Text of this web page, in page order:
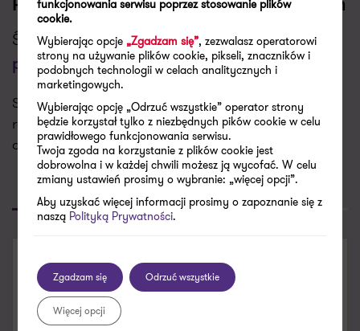
Porozmawiajmy o Twoich wyzwaniach
Świadczymy usługi w zakresieDoradztwo
podatkowe
Skontaktujemy się z Tobą w najbliższym dniu
roboczym aby porozmawiać o Twoich potrzebach i
dopasować do nich naszą ofertę.
Poproś o kontakt
SKONTAKTUJ SIĘ
Łukasz Boszko
Menedżer, Doradca podatkowy
funkcjonowania serwisu poprzez stosowanie plików
cookie.
Wybierając opcje„Zgadzam się”, zezwalasz operatorowi
strony na używanie plików cookie, pikseli, znaczników i
podobnych technologii w celach analitycznych i
marketingowych.
Wybierając opcję „Odrzuć wszystkie” operator strony
będzie korzystał tylko z niezbędnych pików cookie w celu
prawidłowego funkcjonowania serwisu.
Twoja zgoda na korzystanie z plików cookie jest
dobrowolna i w każdej chwili możesz ją wycofać. W celu
zmiany ustawień prosimy o wybranie: „więcej opcji”.
Aby uzyskać więcej informacji prosimy o zapoznanie się z
naszą Polityką Prywatności.
Zgadzam się Odrzuć wszystkie
Więcej opcji